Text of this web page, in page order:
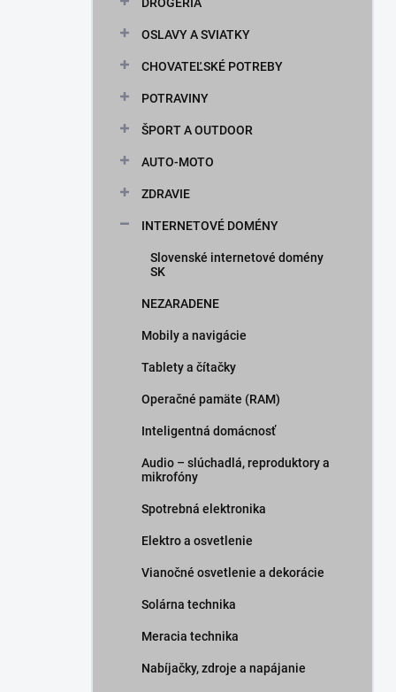
OSLAVY A SVIATKY
CHOVATEĽSKÉ POTREBY
POTRAVINY
ŠPORT A OUTDOOR
AUTO-MOTO
ZDRAVIE
INTERNETOVÉ DOMÉNY
Slovenské internetové domény
SK
NEZARADENE
Mobily a navigácie
Tablety a čítačky
Operačné pamäte (RAM)
Inteligentná domácnosť
Audio – slúchadlá, reproduktory a
mikrofóny
Spotrebná elektronika
Elektro a osvetlenie
Vianočné osvetlenie a dekorácie
Solárna technika
Meracia technika
Nabíjačky, zdroje a napájanie